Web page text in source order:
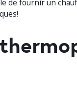
de fournir un